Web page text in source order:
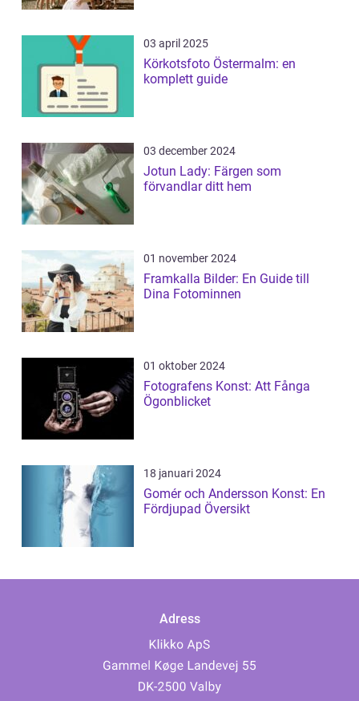
03 april 2025
Körkotsfoto Östermalm: en
komplett guide
03 december 2024
Jotun Lady: Färgen som
förvandlar ditt hem
01 november 2024
Framkalla Bilder: En Guide till
Dina Fotominnen
01 oktober 2024
Fotografens Konst: Att Fånga
Ögonblicket
18 januari 2024
Gomér och Andersson Konst: En
Fördjupad Översikt
Adress